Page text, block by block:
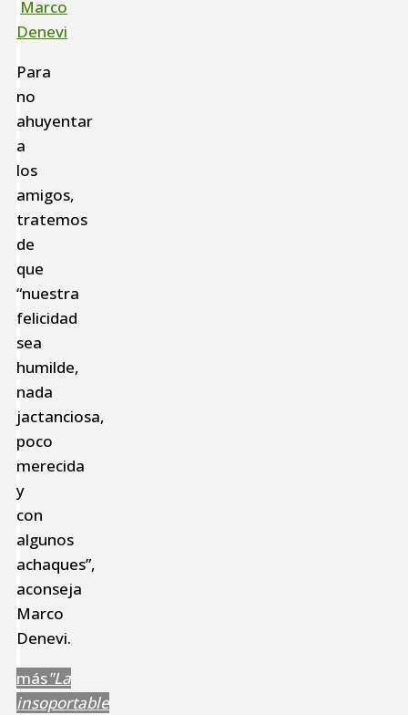
Marco
Denevi
Para
no
ahuyentar
a
los
amigos,
tratemos
de
que
“nuestra
felicidad
sea
humilde,
nada
jactanciosa,
poco
merecida
y
con
algunos
achaques”,
aconseja
Marco
Denevi.
más"La
insoportable